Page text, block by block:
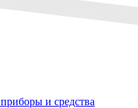
и средства